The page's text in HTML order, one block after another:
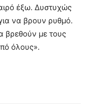
έξω. Δυστυχώς
να βρουν ρυθμό.
βρεθούν με τους
όλους».